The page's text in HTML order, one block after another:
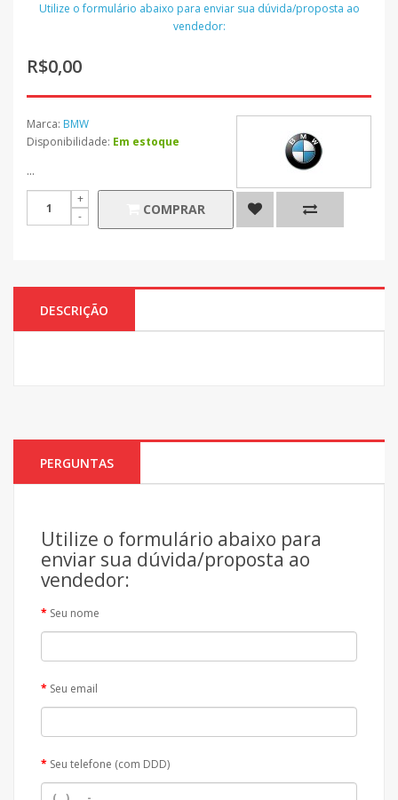
Utilize o formulário abaixo para enviar sua dúvida/proposta ao
vendedor:
R$0,00
Marca: BMW
Disponibilidade: Em estoque
...
COMPRAR
DESCRIÇÃO
PERGUNTAS
Utilize o formulário abaixo para
enviar sua dúvida/proposta ao
vendedor:
Seu nome
Seu email
Seu telefone (com DDD)